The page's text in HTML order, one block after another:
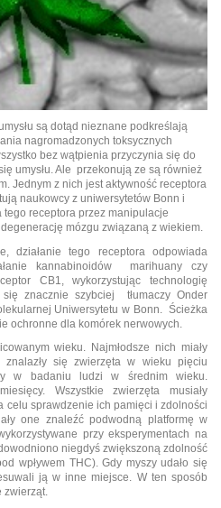
są dotąd nieznane podkreślają
nagromadzonych toksycznych
bez wątpienia przyczynia się do
umysłu. Ale przekonują ze są również
Jednym z nich jest aktywność receptora
naukowcy z uniwersytetów Bonn i
tego receptora przez manipulacje
mózgu związaną z wiekiem.
działanie tego receptora odpowiada
kannabinoidów marihuany czy
CB1, wykorzystując technologię
znacznie szybciej tłumaczy Onder
Uniwersytetu w Bonn. Ścieżka
ochronne dla komórek nerwowych.
wieku. Najmłodsze nich miały
się zwierzęta w wieku pięciu
w badaniu ludzi w średnim wieku.
Wszystkie zwierzęta musiały
celu sprawdzenie ich pamięci i zdolności
one znaleźć podwodną platformę w
przy eksperymentach na
niegdyś zwiększoną zdolność
wpływem THC). Gdy myszy udało się
ją w inne miejsce. W ten sposób
zwierząt.